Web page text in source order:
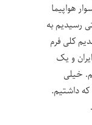
هواپیما
رسیدیم به
کلی فرم
و یک
خیلی
داشتیم.